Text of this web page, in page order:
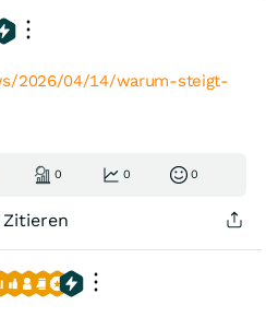
2026/04/14/warum-steigt-
0 0 0
Zitieren